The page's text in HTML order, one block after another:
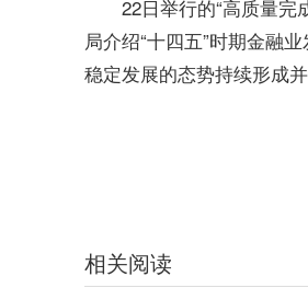
22日举行的“高质量完
局介绍“十四五”时期金融
稳定发展的态势持续形成
相关阅读